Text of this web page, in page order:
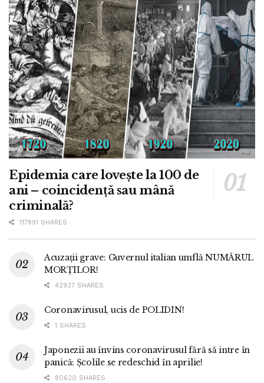
Epidemia care lovește la 100 de
ani – coincidență sau mână
criminală?
117891 SHARES
Acuzații grave: Guvernul italian umflă NUMĂRUL
MORȚILOR!
42937 SHARES
Coronavirusul, ucis de POLIDIN!
1 SHARES
Japonezii au învins coronavirusul fără să intre în
panică: Școlile se redeschid în aprilie!
80620 SHARES